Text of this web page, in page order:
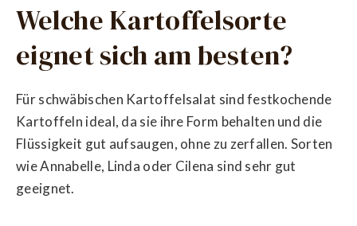
Welche Kartoffelsorte
eignet sich am besten?
Für schwäbischen Kartoffelsalat sind festkochende
Kartoffeln ideal, da sie ihre Form behalten und die
Flüssigkeit gut aufsaugen, ohne zu zerfallen. Sorten
wie Annabelle, Linda oder Cilena sind sehr gut
geeignet.